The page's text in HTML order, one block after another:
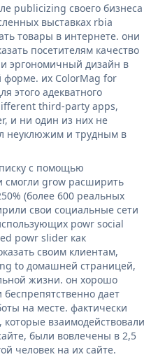
publicizing своего бизнеса
выставках rbia
товары в интернете. они
посетителям качество
и эргономичный дизайн в
форме. их ColorMag for
этого адекватного
third-party apps,
и ни один из них не
неуклюжим и трудным в
с помощью
смогли grow расширить
(более 600 реальных
свои социальные сети
powr social
powr slider как
своим клиентам,
to домашней страницей,
жизни. он хорошо
дает
на месте. фактически
взаимодействовали
были вовлечены в 2,5
человек на их сайте.